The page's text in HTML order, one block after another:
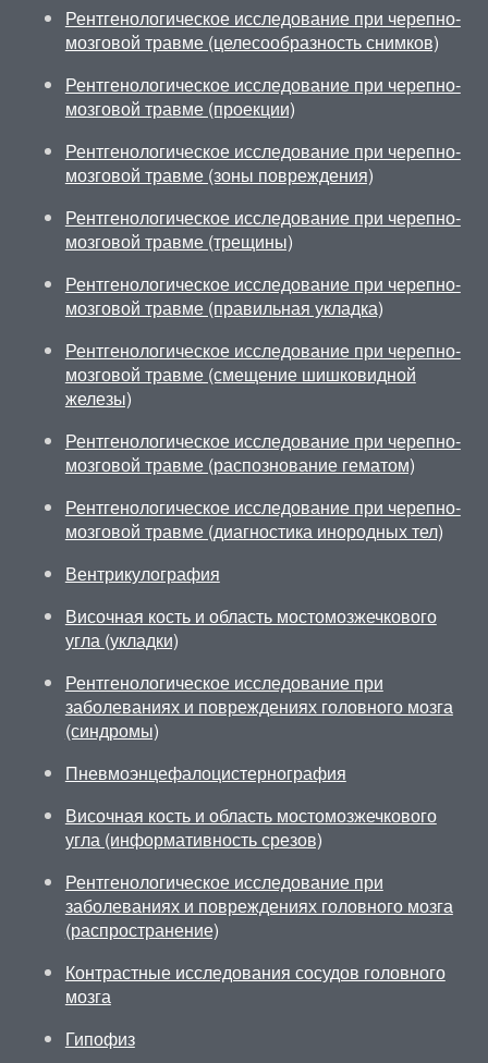
Рентгенологическое исследование при черепно-
мозговой травме (целесообразность снимков)
Рентгенологическое исследование при черепно-
мозговой травме (проекции)
Рентгенологическое исследование при черепно-
мозговой травме (зоны повреждения)
Рентгенологическое исследование при черепно-
мозговой травме (трещины)
Рентгенологическое исследование при черепно-
мозговой травме (правильная укладка)
Рентгенологическое исследование при черепно-
мозговой травме (смещение шишковидной
железы)
Рентгенологическое исследование при черепно-
мозговой травме (распознование гематом)
Рентгенологическое исследование при черепно-
мозговой травме (диагностика инородных тел)
Вентрикулография
Височная кость и область мостомозжечкового
угла (укладки)
Рентгенологическое исследование при
заболеваниях и повреждениях головного мозга
(синдромы)
Пневмоэнцефалоцистернография
Височная кость и область мостомозжечкового
угла (информативность срезов)
Рентгенологическое исследование при
заболеваниях и повреждениях головного мозга
(распространение)
Контрастные исследования сосудов головного
мозга
Гипофиз